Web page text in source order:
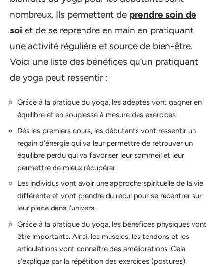
nombreux. Ils permettent de prendre soin de
soi et de se reprendre en main en pratiquant
une activité régulière et source de bien-être.
Voici une liste des bénéfices qu’un pratiquant
de yoga peut ressentir :
Grâce à la pratique du yoga, les adeptes vont gagner en
équilibre et en souplesse à mesure des exercices.
Dès les premiers cours, les débutants vont ressentir un
regain d’énergie qui va leur permettre de retrouver un
équilibre perdu qui va favoriser leur sommeil et leur
permettre de mieux récupérer.
Les individus vont avoir une approche spirituelle de la vie
différente et vont prendre du recul pour se recentrer sur
leur place dans l’univers.
Grâce à la pratique du yoga, les bénéfices physiques vont
être importants. Ainsi, les muscles, les tendons et les
articulations vont connaître des améliorations. Cela
s’explique par la répétition des exercices (postures).